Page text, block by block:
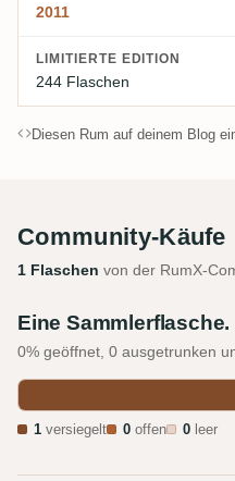
2011
LIMITIERTE EDITION
244 Flaschen
Diesen Rum auf deinem Blog
Community-Käufe
1 Flaschen von der RumX-
Eine Sammlerflasche.
0% geöffnet, 0 ausgetrunken
1 versiegelt 0 offen 0 leer